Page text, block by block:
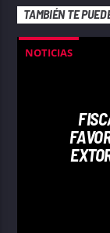
TAMBIÉN TE
NOTICIAS